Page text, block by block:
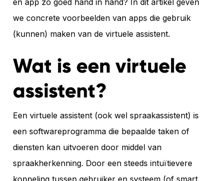
we concrete voorbeelden van apps die gebruik
(kunnen) maken van de virtuele assistent.
Wat is een virtuele
assistent?
Een virtuele assistent (ook wel spraakassistent) is
een softwareprogramma die bepaalde taken of
diensten kan uitvoeren door middel van
spraakherkenning. Door een steeds intuïtievere
koppeling tussen gebruiker en systeem (of smart